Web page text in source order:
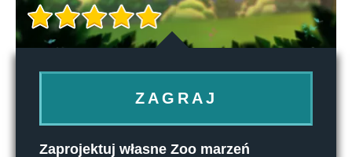
ZAGRAJ
Zaprojektuj własne Zoo marzeń